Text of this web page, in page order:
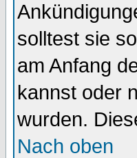
solltest sie
am Anfang
kannst oder
wurden.
Nach oben